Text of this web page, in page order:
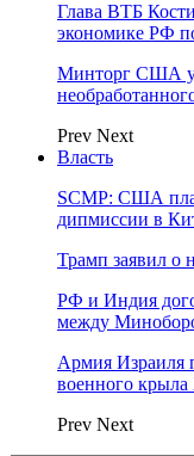
Глава ВТБ
экономике РФ
Минторг США
Prev Next
Власть
SCMP: США
дипмиссии в
Трамп заявил о
РФ и Индия
между
Армия Израиля
военного
Prev Next